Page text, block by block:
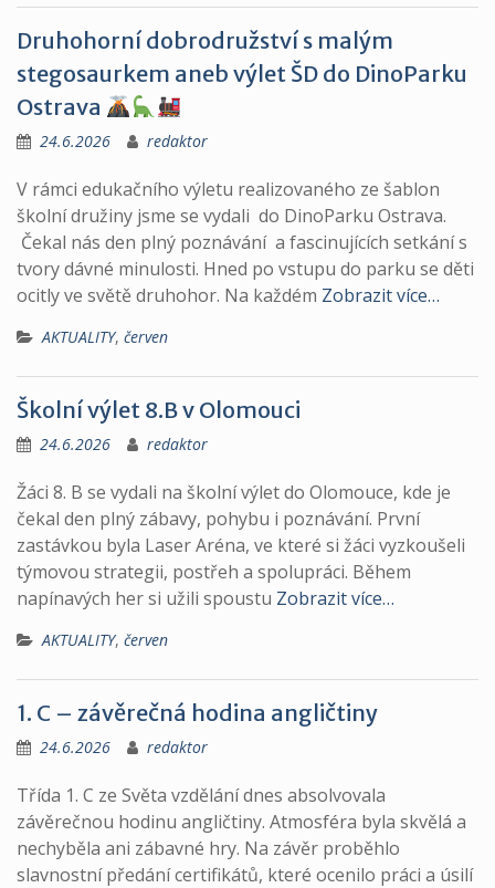
Druhohorní dobrodružství s malým
stegosaurkem aneb výlet ŠD do DinoParku
Ostrava
24.6.2026 redaktor
V rámci edukačního výletu realizovaného ze šablon
školní družiny jsme se vydali do DinoParku Ostrava.
Čekal nás den plný poznávání a fascinujících setkání s
tvory dávné minulosti. Hned po vstupu do parku se děti
ocitly ve světě druhohor. Na každém Zobrazit více…
AKTUALITY, červen
Školní výlet 8.B v Olomouci
24.6.2026 redaktor
Žáci 8. B se vydali na školní výlet do Olomouce, kde je
čekal den plný zábavy, pohybu i poznávání. První
zastávkou byla Laser Aréna, ve které si žáci vyzkoušeli
týmovou strategii, postřeh a spolupráci. Během
napínavých her si užili spoustu Zobrazit více…
AKTUALITY, červen
1. C – závěrečná hodina angličtiny
24.6.2026 redaktor
Třída 1. C ze Světa vzdělání dnes absolvovala
závěrečnou hodinu angličtiny. Atmosféra byla skvělá a
nechyběla ani zábavné hry. Na závěr proběhlo
slavnostní předání certifikátů, které ocenilo práci a úsilí